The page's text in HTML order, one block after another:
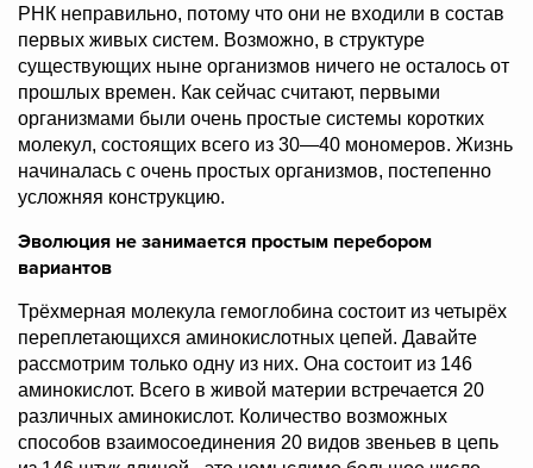
РНК неправильно, потому что они не входили в состав
первых живых систем. Возможно, в структуре
существующих ныне организмов ничего не осталось от
прошлых времен. Как сейчас считают, первыми
организмами были очень простые системы коротких
молекул, состоящих всего из 30—40 мономеров. Жизнь
начиналась с очень простых организмов, постепенно
усложняя конструкцию.
Эволюция не занимается простым перебором
вариантов
Трёхмерная молекула гемоглобина состоит из четырёх
переплетающихся аминокислотных цепей. Давайте
рассмотрим только одну из них. Она состоит из 146
аминокислот. Всего в живой материи встречается 20
различных аминокислот. Количество возможных
способов взаимосоединения 20 видов звеньев в цепь